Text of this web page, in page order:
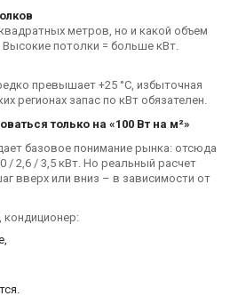
метров, но и какой объем
потолки = больше кВт.
превышает +25 °C, избыточная
регионах запас по кВт обязателен.
только на «100 Вт на м²»
базовое понимание рынка: отсюда
/ 2,6 / 3,5 кВт. Но реальный расчет
вверх или вниз – в зависимости от
кондиционер: